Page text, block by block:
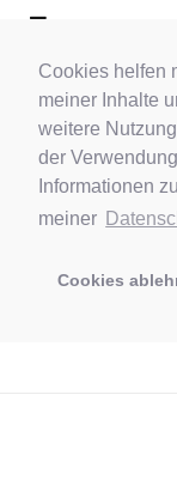
Cookies helfen
meiner Inhalte
weitere
der
Informationen
meiner
Cookies